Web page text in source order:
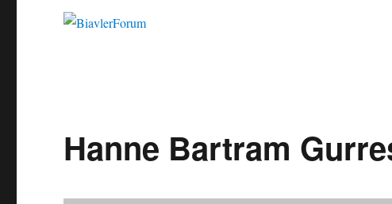
Hanne Bartram